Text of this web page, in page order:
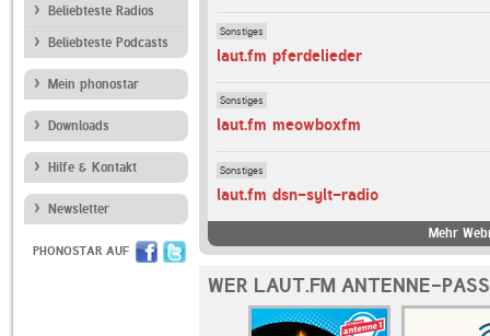
Beliebteste Radios
Beliebteste Podcasts
Mein phonostar
Downloads
Hilfe & Kontakt
Newsletter
PHONOSTAR AUF
Sonstiges
laut.fm pferdelieder
Sonstiges
laut.fm meowboxfm
Sonstiges
laut.fm dsn-sylt-radio
Mehr
WER LAUT.FM ANTENNE-